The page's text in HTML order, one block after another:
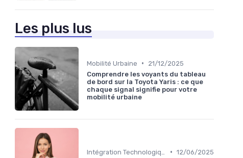
Les plus lus
Mobilité Urbaine •
21/12/2025
Comprendre les voyants du tableau
de bord sur la Toyota Yaris : ce que
chaque signal signifie pour votre
mobilité urbaine
• 12/06/2025